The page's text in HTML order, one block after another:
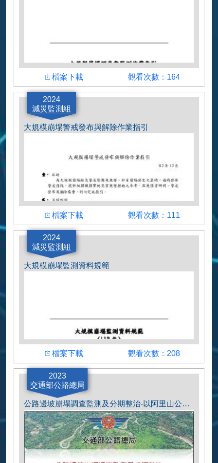
大規模崩塌調查與監測作業指引
下載檔案
檔案下載 瀏覽人數
觀看次數：164
2024
減災監測組
大規模崩塌警戒發布與解除作業指引
大規模崩塌警戒發布與解除作業指引
下載檔案
檔案下載 瀏覽人數
觀看次數：111
2024
減災監測組
大規模崩塌監測資料規範
大規模崩塌監測資料規範
下載檔案
檔案下載 瀏覽人數
觀看次數：208
2023
交通部公路總局
公路邊坡崩塌調查監測及分期整治-以阿里山公路五彎仔崩塌地為例